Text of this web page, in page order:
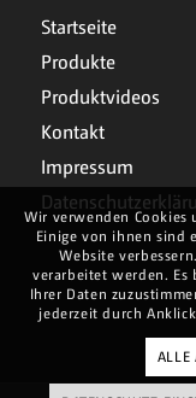
Startseite
Produkte
Produktvideos
Kontakt
Impressum
Wir verwenden Cookies
Einige von ihnen sind
Website
verarbeitet werden. Es
Ihrer Daten
jederzeit durch
ALLE